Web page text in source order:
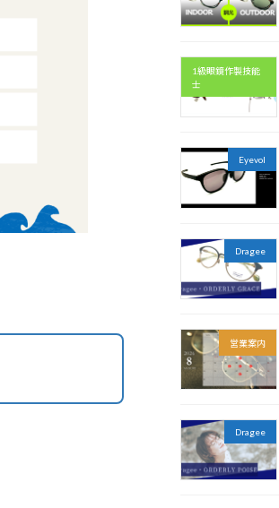
1級眼鏡作製技能
士
Eyevol
Dragee
営業案内
Dragee